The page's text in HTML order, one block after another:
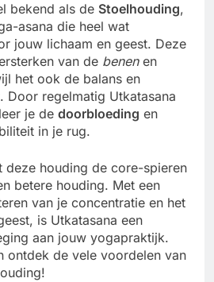
bekend als de Stoelhouding,
asana die heel wat
jouw lichaam en geest. Deze
van de benenen
het ook de balans en
Door regelmatig Utkatasana
je de doorbloeding en
in je rug.
deze houding de core-spieren
betere houding. Met een
van je concentratie en het
is Utkatasana een
aan jouw yogapraktijk.
ontdek de vele voordelen van